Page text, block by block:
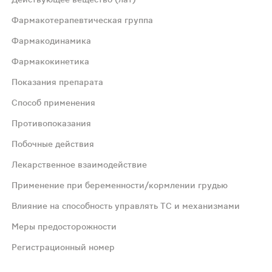
кишечного тракта.
приема 1-2 недели.
Фармакотерапевтическая группа
Фармакодинамика
Фармакокинетика
Показания препарата
Способ применения
Противопоказания
Побочные действия
Лекарственное взаимодействие
Применение при беременности/кормлении грудью
Влияние на способность управлять ТС и механизмами
Меры предосторожности
Регистрационный номер